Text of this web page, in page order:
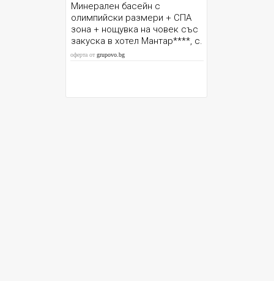
Минерален басейн с
олимпийски размери + СПА
зона + нощувка на човек със
закуска в хотел Мантар****, с.
Марикостиново до Сандаски
оферта отgrupovo.bg